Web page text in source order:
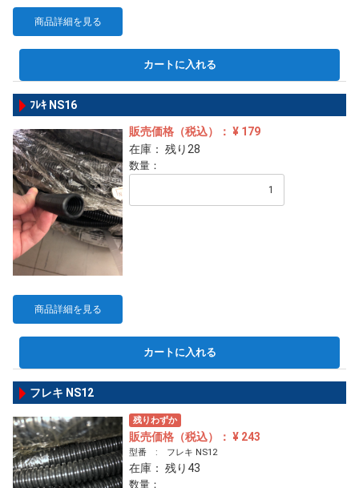
商品詳細を見る
カートに入れる
ﾌﾚｷ NS16
商品詳細を見る
販売価格（税込）： ¥ 179
在庫： 残り28
数量：
カートに入れる
フレキ NS12
残りわずか
販売価格（税込）： ¥ 243
型番 : フレキ NS12
在庫： 残り43
数量：